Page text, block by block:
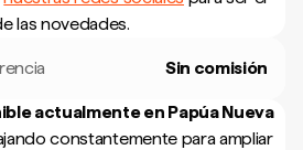
las novedades.
Sin comisión
actualmente en Papúa Nueva
constantemente para ampliar